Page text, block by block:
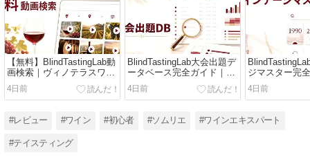
【無料】BlindTastingLab動
画検索｜ヴィノテラスワイ
ンスクール
「BlindWineTasting」チャ
ンネルを探す
4日前
BlindTastingLab大会出題デ
ータベース完全ガイド｜過
去データを練習計画に変え
る使い方
4日前
ジマスター完
穫年を検索と
4日前
#レビュー #ワイン #初心者 #ソムリエ #ワインエキスパート
#テイスティング